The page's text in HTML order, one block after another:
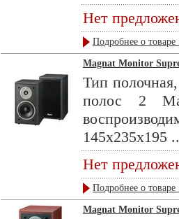
Нет
Подробнее о товаре
Magnat Monitor
Тип
полос 2
145x235x195
Нет
Подробнее о товаре
Magnat Monitor